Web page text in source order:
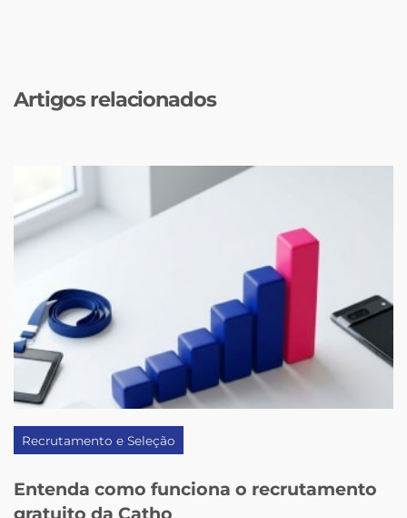
Artigos relacionados
Recrutamento e Seleção
Entenda como funciona o recrutamento